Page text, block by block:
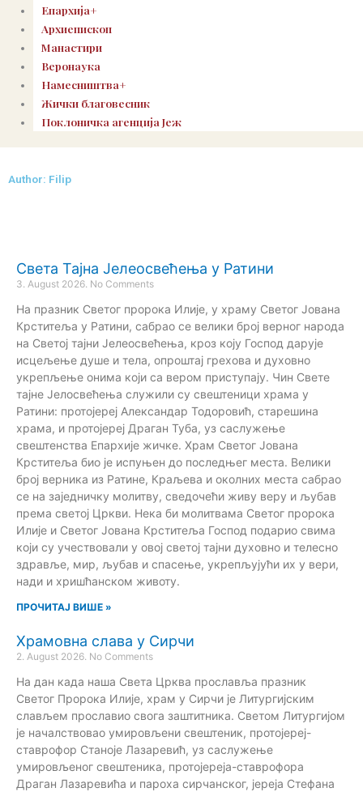
Епархија+
Архиепископ
Манастири
Веронаука
Намесништва+
Жички благовесник
Поклоничка агенција Јеж
Author: Filip
Света Тајна Јелеосвећења у Ратини
3. August 2026. No Comments
На празник Светог пророка Илије, у храму Светог Јована
Крститеља у Ратини, сабрао се велики број верног народа
на Светој тајни Јелеосвећења, кроз коју Господ дарује
исцељење душе и тела, опроштај грехова и духовно
укрепљење онима који са вером приступају. Чин Свете
тајне Јелосвећења служили су свештеници храма у
Ратини: протојереј Александар Тодоровић, старешина
храма, и протојереј Драган Туба, уз саслужење
свештенства Епархије жичке. Храм Светог Јована
Крститеља био је испуњен до последњег места. Велики
број верника из Ратине, Краљева и околних места сабрао
се на заједничку молитву, сведочећи живу веру и љубав
према светој Цркви. Нека би молитвама Светог пророка
Илије и Светог Јована Крститеља Господ подарио свима
који су учествовали у овој светој тајни духовно и телесно
здравље, мир, љубав и спасење, укрепљујући их у вери,
нади и хришћанском животу.
ПРОЧИТАЈ ВИШЕ »
Храмовна слава у Сирчи
2. August 2026. No Comments
На дан када наша Света Црква прославља празник
Светог Пророка Илије, храм у Сирчи је Литургијским
слављем прославио свога заштитника. Светом Литургијом
је началствовао умировљени свештеник, протојереј-
ставрофор Станоје Лазаревић, уз саслужење
умировљеног свештеника, протојереја-ставрофора
Драган Лазаревића и пароха сирчанског, јереја Стефана